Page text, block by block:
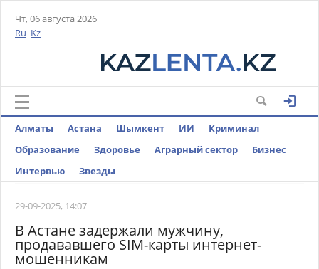
Чт, 06 августа 2026
Ru Kz
Алматы Астана Шымкент ИИ
Криминал
Образование
Здоровье Аграрный сектор
Бизнес
Интервью
Звезды
29-09-2025, 14:07
В Астане задержали мужчину,
продававшего SIM-карты интернет-
мошенникам